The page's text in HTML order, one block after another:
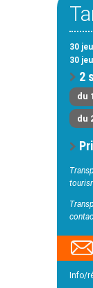
30
30
2
du
du
Info/